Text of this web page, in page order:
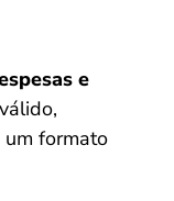
e
formato